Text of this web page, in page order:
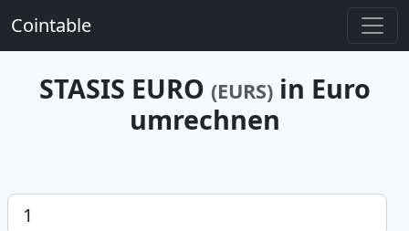
Cointable
STASIS EURO (EURS)in Euro
umrechnen
Betrag